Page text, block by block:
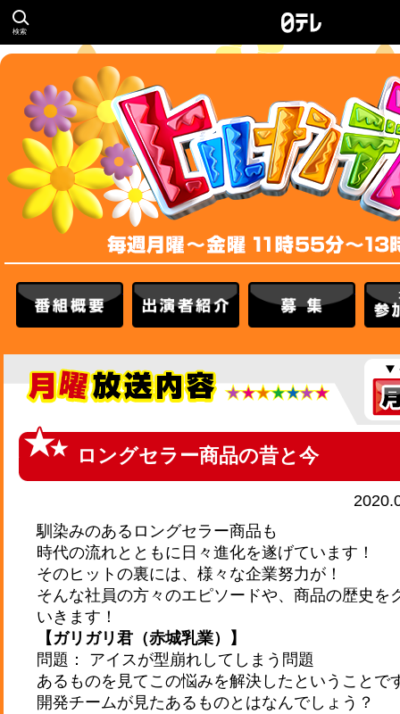
検索
番組概要 出演者紹介 募集
ロングセラー商品の昔と今
馴染みのあるロングセラー商品も
時代の流れとともに日々進化を遂げています！
そのヒットの裏には、様々な企業努力が！
そんな社員の方々のエピソードや、商品の歴史を
いきます！
【ガリガリ君（赤城乳業）】
問題： アイスが型崩れしてしまう問題
あるものを見てこの悩みを解決したということで
開発チームが見たあるものとはなんでしょう？